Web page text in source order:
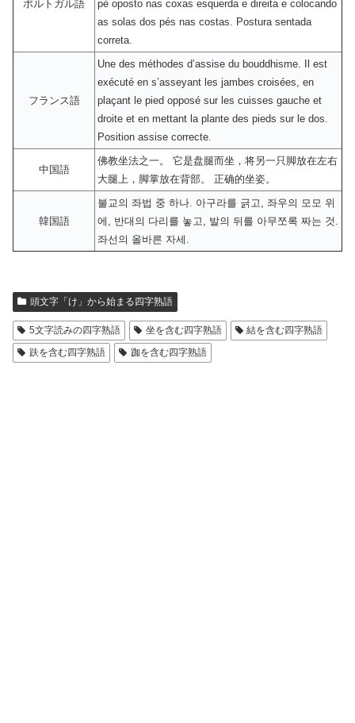
ポルトガル語
pé oposto nas coxas esquerda e direita e colocando
as solas dos pés nas costas. Postura sentada
correta.
フランス語
Une des méthodes d’assise du bouddhisme. Il est
exécuté en s’asseyant les jambes croisées, en
plaçant le pied opposé sur les cuisses gauche et
droite et en mettant la plante des pieds sur le dos.
Position assise correcte.
中国語
佛教坐法之一。 它是盘腿而坐，将另一只脚放在左右
大腿上，脚掌放在背部。 正确的坐姿。
韓国語
불교의 좌법 중 하나. 아구라를 긁고, 좌우의 모모 위
에, 반대의 다리를 놓고, 발의 뒤를 아무쪼록 짜는 것.
좌선의 올바른 자세.
頭文字「け」から始まる四字熟語
5文字読みの四字熟語 坐を含む四字熟語
結を含む四字熟語
趺を含む四字熟語
跏を含む四字熟語